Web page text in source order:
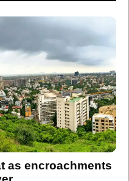
as encroachments